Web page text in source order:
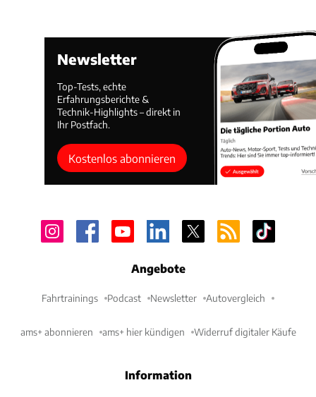
Newsletter
Top-Tests, echte
Erfahrungsberichte &
Technik-Highlights – direkt in
Ihr Postfach.
Kostenlos abonnieren
Angebote
Fahrtrainings Podcast Newsletter Autovergleich
ams+ abonnieren ams+ hier kündigen Widerruf digitaler Käufe
Information